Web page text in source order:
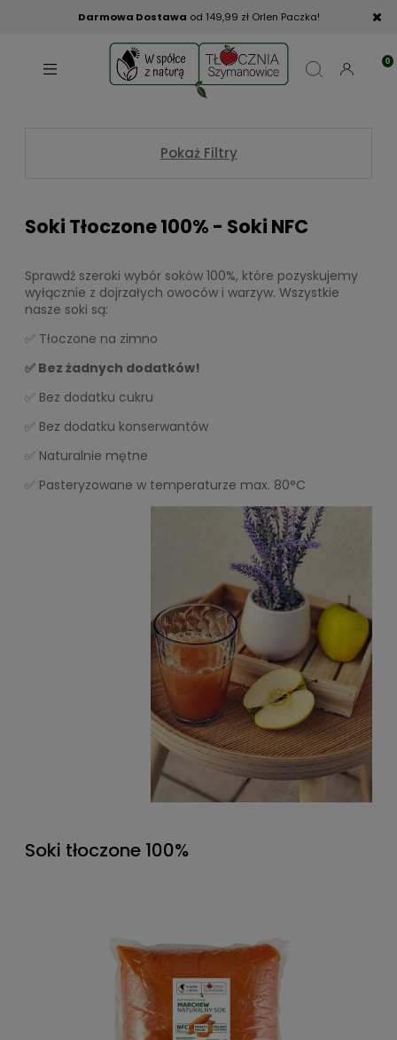
Darmowa Dostawa od 149,99 zł Orlen Paczka!
Pokaż Filtry
Soki Tłoczone 100% - Soki NFC
Sprawdź szeroki wybór soków 100%, które pozyskujemy
wyłącznie z dojrzałych owoców i warzyw. Wszystkie
nasze soki są:
✅ Tłoczone na zimno
✅ Bez żadnych dodatków!
✅ Bez dodatku cukru
✅ Bez dodatku konserwantów
✅ Naturalnie mętne
✅ Pasteryzowane w temperaturze max. 80°C
Soki tłoczone 100%